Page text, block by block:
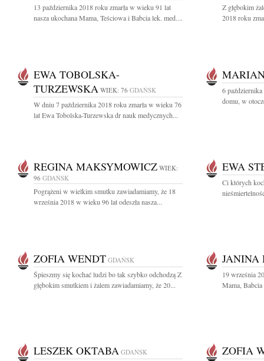
13 października 2018 roku zmarła w wieku 91 lat
nasza ukochana Mama, Teściowa i Babcia lek. med....
Z głębokim
2018 roku
EWA TOBOLSKA-
TURZEWSKA WIEK: 76 GDAŃSK
W dniu 7 października 2018 roku zmarła w wieku 76
lat Ewa Tobolska-Turzewska dr nauk medycznych...
6
domu, w
REGINA MAKSYMOWICZ WIEK:
96 GDAŃSK
Pogrążeni w wielkim smutku zawiadamiamy, że 18
września 2018 w wieku 96 lat odeszła nasza...
EWA
Ci których
ZOFIA WENDT GDAŃSK
Śpieszmy się kochać ludzi bo tak szybko odchodzą Z
głębokim smutkiem i żalem zawiadamiamy, że 20...
JANINA
19 września
Mama, Babcia
LESZEK OKTABA GDAŃSK ZOFIA